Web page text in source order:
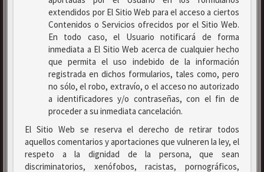
extendidos por El Sitio Web para el acceso a ciertos
Contenidos o Servicios ofrecidos por el Sitio Web.
En todo caso, el Usuario notificará de forma
inmediata a El Sitio Web acerca de cualquier hecho
que permita el uso indebido de la información
registrada en dichos formularios, tales como, pero
no sólo, el robo, extravío, o el acceso no autorizado
a identificadores y/o contraseñas, con el fin de
proceder a su inmediata cancelación.
El Sitio Web se reserva el derecho de retirar todos
aquellos comentarios y aportaciones que vulneren la ley, el
respeto a la dignidad de la persona, que sean
discriminatorios, xenófobos, racistas, pornográficos,